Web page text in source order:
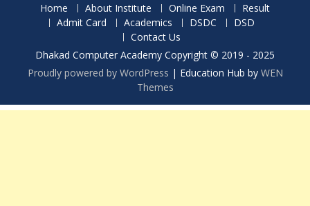
Home About Institute Online Exam
Result
Admit Card
Academics DSDC
DSD
Contact Us
Dhakad Computer Academy Copyright © 2019 - 2025
Proudly powered by WordPress | Education Hub by WEN
Themes